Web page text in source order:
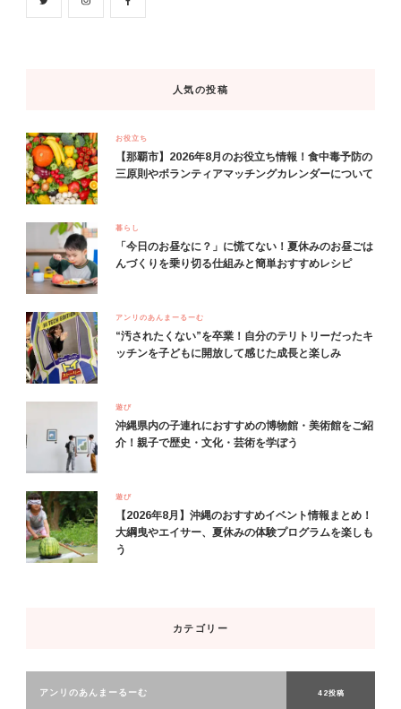
人気の投稿
お役立ち
【那覇市】2026年8月のお役立ち情報！食中毒予防の
三原則やボランティアマッチングカレンダーについて
暮らし
「今日のお昼なに？」に慌てない！夏休みのお昼ごは
んづくりを乗り切る仕組みと簡単おすすめレシピ
アンリのあんまーるーむ
“汚されたくない”を卒業！自分のテリトリーだったキ
ッチンを子どもに開放して感じた成長と楽しみ
遊び
沖縄県内の子連れにおすすめの博物館・美術館をご紹
介！親子で歴史・文化・芸術を学ぼう
遊び
【2026年8月】沖縄のおすすめイベント情報まとめ！
大綱曳やエイサー、夏休みの体験プログラムを楽しも
う
カテゴリー
アンリのあんまーるーむ 42投稿